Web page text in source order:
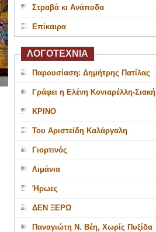
Στραβά κι Ανάποδα
Επίκαιρα
ΛΟΓΟΤΕΧΝΙΑ
Παρουσίαση: Δημήτρης Πατίλας
Γράφει η Ελένη Κονιαρέλλη-Σιακή
ΚΡΙΝΟ
Του Αριστείδη Καλάργαλη
Γιορτινός
Λιμάνια
Ήρωες
ΔΕΝ ΞΕΡΩ
Παναγιώτη Ν. Βέη, Χωρίς Πυξίδα